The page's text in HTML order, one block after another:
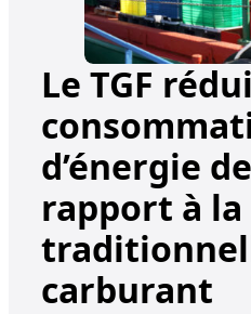
Le TGF
d’énergie
rapport à
carburant